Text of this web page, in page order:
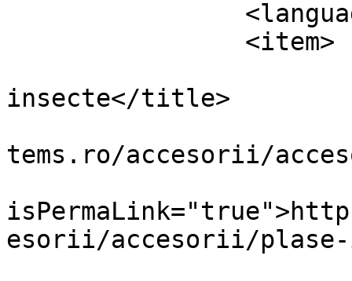
insecte</title>
tems.ro/accesorii/
esorii/accesorii/plase-